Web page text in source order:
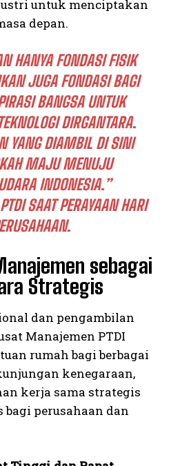
untuk menciptakan
depan.
HANYA FONDASI FISIK
JUGA FONDASI BAGI
BANGSA UNTUK
DIRGANTARA.
YANG DIAMBIL DI SINI
MAJU MENUJU
INDONESIA.”
SAAT PERAYAAN HARI
sebagai
Strategis
dan pengambilan
Manajemen PTDI
rumah bagi berbagai
kenegaraan,
kerja sama strategis
perusahaan dan